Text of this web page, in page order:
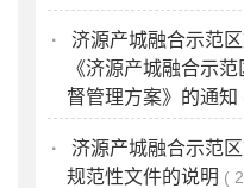
·
济源产城融合示范
《济源产城融合示
督管理方案》的通知
·
济源产城融合示范
规范性文件的说明